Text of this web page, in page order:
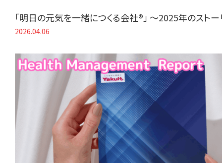
「明日の元気を一緒につくる会社®」 〜2025年のスト
2026.04.06